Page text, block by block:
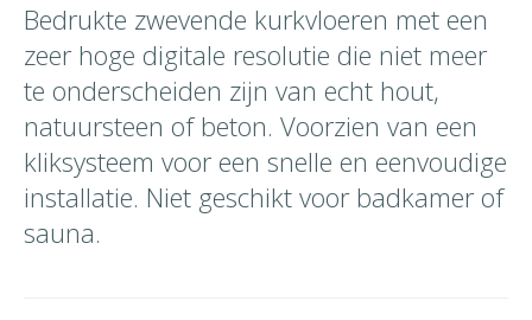
Bedrukte zwevende kurkvloeren met een
zeer hoge digitale resolutie die niet meer
te onderscheiden zijn van echt hout,
natuursteen of beton. Voorzien van een
kliksysteem voor een snelle en eenvoudige
installatie. Niet geschikt voor badkamer of
sauna.